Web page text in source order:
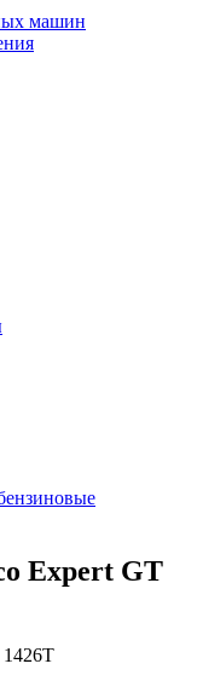
машин
Expert GT